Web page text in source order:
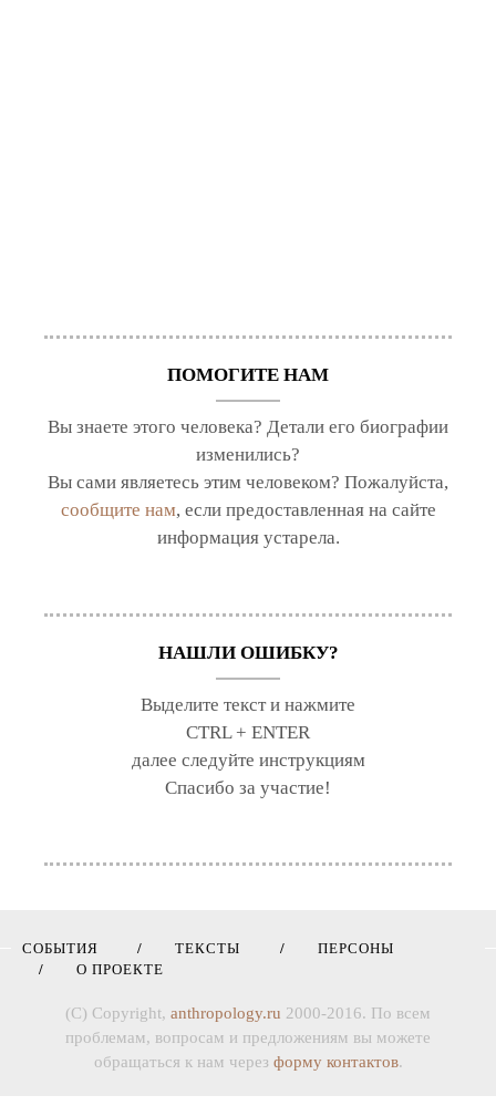
ПОМОГИТЕ НАМ
Вы знаете этого человека? Детали его биографии
изменились?
Вы сами являетесь этим человеком? Пожалуйста,
сообщите нам, если предоставленная на сайте
информация устарела.
НАШЛИ ОШИБКУ?
Выделите текст и нажмите
CTRL + ENTER
далее следуйте инструкциям
Спасибо за участие!
СОБЫТИЯ ТЕКСТЫ
ПЕРСОНЫ
О ПРОЕКТЕ
(C) Copyright, anthropology.ru 2000-2016. По всем
проблемам, вопросам и предложениям вы можете
обращаться к нам через форму контактов.